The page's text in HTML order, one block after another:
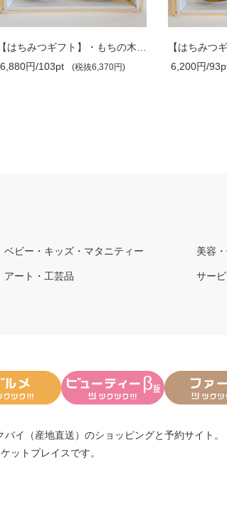
6,880円/103pt
(税抜6,370円)
6,200円/
ベビー・キッズ・マタニティー 美容
アート・工芸品 サー
バイ（産地直送） のショッピングと予約サイト。
ットプレイスです。